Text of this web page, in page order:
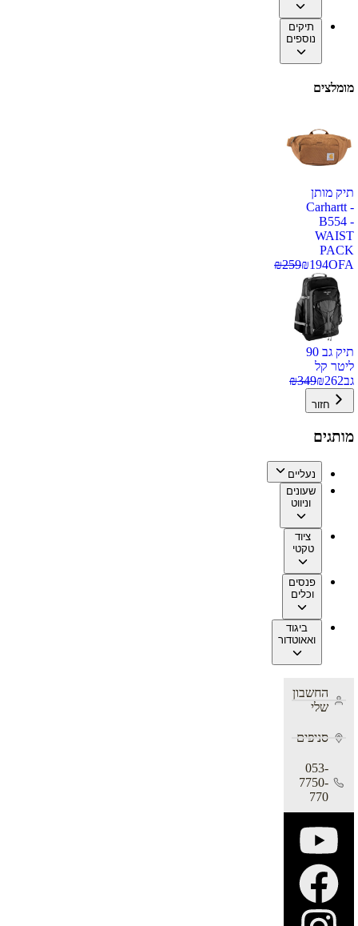
תיקים
נוספים
מומלצים
תיק מותן
Carhartt -
B554 -
WAIST
PACK
OFA
₪194
₪259
תיק גב 90
ליטר קל
גב
₪262
₪349
חזור
מותגים
נעליים
שעונים
וניווט
ציוד
טקטי
פנסים
וכלים
ביגוד
ואאוטדור
החשבון
שלי
סניפים
053-
7750-
770